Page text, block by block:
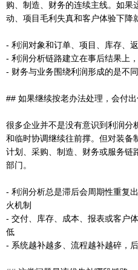
购、制造、财务的连续主线。如果
动、项目毛利失真和客户体验下降
- 利润对象和订单、项目、库存、
- 利润分析链路建立在事后结果上
- 财务与业务围绕利润形成的是不
## 如果继续按老办法处理，会付
很多企业并不是没有意识到利润分
和临时协调继续往前撑。但对装备
计划、采购、制造、财务或服务链
部门。
- 利润分析总是滞后会周期性重复
火机制
- 交付、库存、成本、报表或客户
低
- 系统越补越多、流程越补越碎，